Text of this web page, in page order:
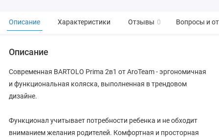
Описание Характеристики Отзывы 0 Вопросы и
Описание
Современная BARTOLO Prima 2в1 от AroTeam - эргономичная
и функциональная коляска, выполненная в трендовом
дизайне.
Функционал учитывает потребности ребенка и не обходит
вниманием желания родителей. Комфортная и просторная